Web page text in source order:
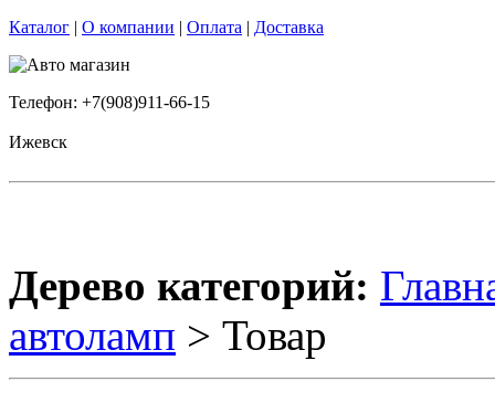
Каталог | О компании | Оплата | Доставка
Телефон: +7(908)911-66-15
Ижевск
Дерево категорий:
автоламп > Товар